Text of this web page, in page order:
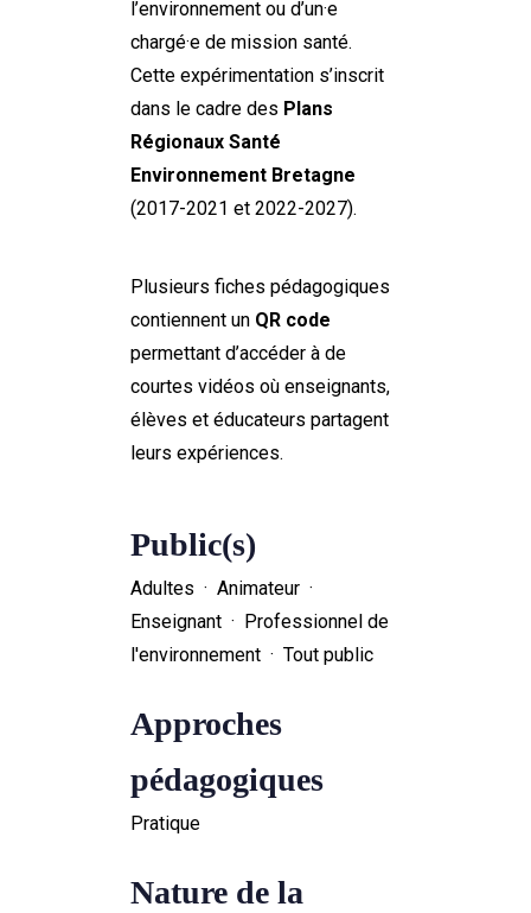
l’environnement ou d’un·e
chargé·e de mission santé.
Cette expérimentation s’inscrit
dans le cadre des Plans
Régionaux Santé
Environnement Bretagne
(2017-2021 et 2022-2027).
Plusieurs fiches pédagogiques
contiennent un QR code
permettant d’accéder à de
courtes vidéos où enseignants,
élèves et éducateurs partagent
leurs expériences.
Public(s)
Adultes · Animateur ·
Enseignant · Professionnel de
l'environnement · Tout public
Approches
pédagogiques
Pratique
Nature de la